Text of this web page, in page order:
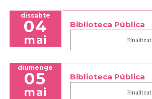
dissabte
04
mai
Biblioteca Pública
Finalitzat
diumenge
05
mai
Biblioteca Pública
Finalitzat